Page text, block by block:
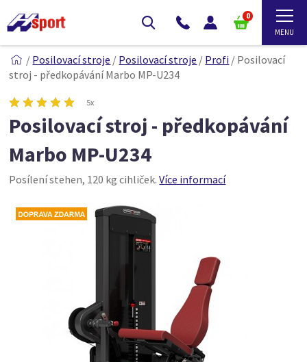
0
/ Posilovací stroje / Posilovací stroje / Profi / Posilovací
stroj - předkopávání Marbo MP-U234
5x
Posilovací stroj - předkopávání
Marbo MP-U234
Posílení stehen, 120 kg cihliček.Více informací